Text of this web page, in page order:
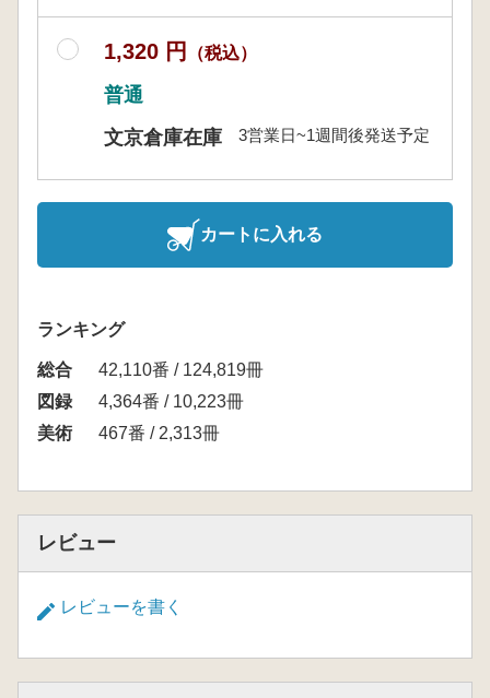
1,320 円 （税込）
普通
文京倉庫在庫
3営業日~1週間後発送予定
カートに入れる
ランキング
総合
42,110番 / 124,819冊
図録
4,364番 / 10,223冊
美術
467番 / 2,313冊
レビュー
レビューを書く